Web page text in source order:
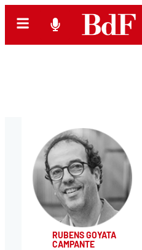
RUBENS GOYATA
CAMPANTE